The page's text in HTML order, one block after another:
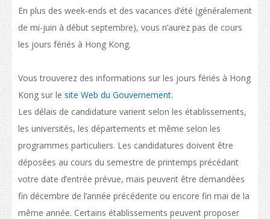
Conditions d’admission
Habiter à Hong Kong
Hébergement
Services d’asssistance
Entrée des personnes à charge des étudiants non-locaux
Coût de la vie
Santé et sécurité
Assurance
En plus des week-ends et des vacances d’été (généralement
de mi-juin à début septembre), vous n’aurez pas de cours
les jours fériés à Hong Kong.
Vous trouverez des informations sur les jours fériés à Hong
Kong sur le site Web du Gouvernement.
Les délais de candidature varient selon les établissements,
les universités, les départements et même selon les
programmes particuliers. Les candidatures doivent être
déposées au cours du semestre de printemps précédant
votre date d’entrée prévue, mais peuvent être demandées
fin décembre de l’année précédente ou encore fin mai de la
même année. Certains établissements peuvent proposer